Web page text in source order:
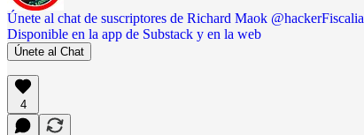
Únete al chat de suscriptores de Richard Maok @hackerFiscalia
Disponible en la app de Substack y en la web
Únete al Chat
4